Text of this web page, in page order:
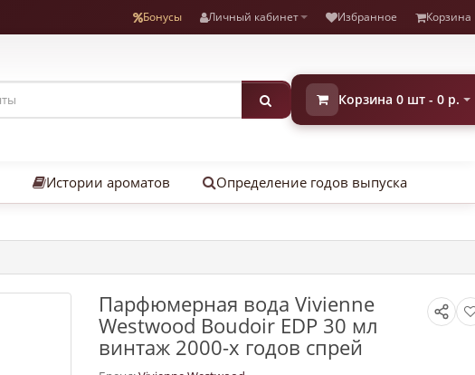
Бонусы Личный кабинет Избранное Корзина
Корзина 0 шт - 0 р.
Истории ароматов Определение годов выпуска
Парфюмерная вода Vivienne
Westwood Boudoir EDP 30 мл
винтаж 2000-х годов спрей